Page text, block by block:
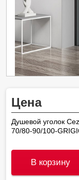
Цена
Душевой уголок
70/80-90/100-
В корзину